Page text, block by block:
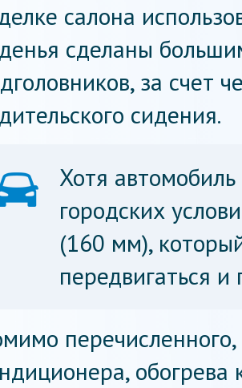
салона
сделаны
за счет
сидения.
Хотя
городских
(160 мм),
передвигаться и